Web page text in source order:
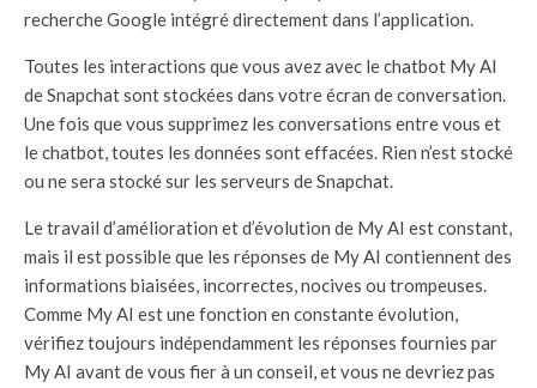
recherche Google intégré directement dans l’application.
Toutes les interactions que vous avez avec le chatbot My AI
de Snapchat sont stockées dans votre écran de conversation.
Une fois que vous supprimez les conversations entre vous et
le chatbot, toutes les données sont effacées. Rien n’est stocké
ou ne sera stocké sur les serveurs de Snapchat.
Le travail d’amélioration et d’évolution de My AI est constant,
mais il est possible que les réponses de My AI contiennent des
informations biaisées, incorrectes, nocives ou trompeuses.
Comme My AI est une fonction en constante évolution,
vérifiez toujours indépendamment les réponses fournies par
My AI avant de vous fier à un conseil, et vous ne devriez pas